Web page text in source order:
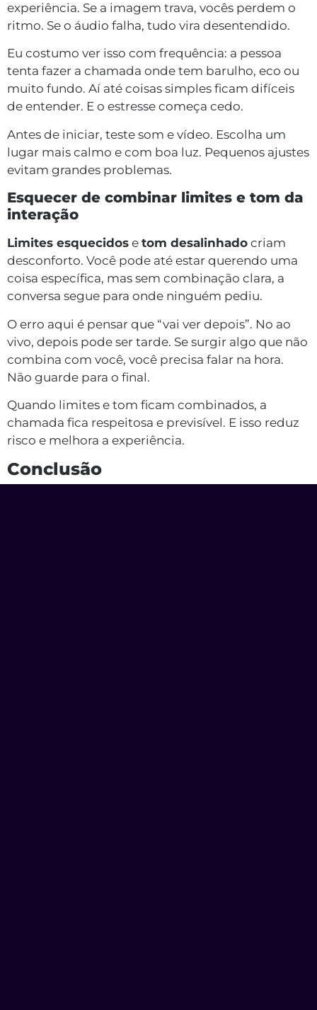
experiência. Se a imagem trava, vocês perdem o
ritmo. Se o áudio falha, tudo vira desentendido.
Eu costumo ver isso com frequência: a pessoa
tenta fazer a chamada onde tem barulho, eco ou
muito fundo. Aí até coisas simples ficam difíceis
de entender. E o estresse começa cedo.
Antes de iniciar, teste som e vídeo. Escolha um
lugar mais calmo e com boa luz. Pequenos ajustes
evitam grandes problemas.
Esquecer de combinar limites e tom da
interação
Limites esquecidos e tom desalinhado criam
desconforto. Você pode até estar querendo uma
coisa específica, mas sem combinação clara, a
conversa segue para onde ninguém pediu.
O erro aqui é pensar que “vai ver depois”. No ao
vivo, depois pode ser tarde. Se surgir algo que não
combina com você, você precisa falar na hora.
Não guarde para o final.
Quando limites e tom ficam combinados, a
chamada fica respeitosa e previsível. E isso reduz
risco e melhora a experiência.
Conclusão